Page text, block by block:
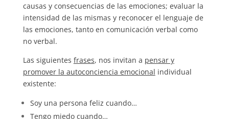
causas y consecuencias de las emociones; evaluar la
intensidad de las mismas y reconocer el lenguaje de
las emociones, tanto en comunicación verbal como
no verbal.
Las siguientes frases, nos invitan a pensar y
promover la autoconciencia emocional individual
existente:
Soy una persona feliz cuando…
Tengo miedo cuando…